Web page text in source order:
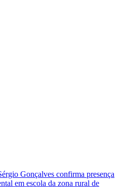
Gonçalves confirma presença
em escola da zona rural de